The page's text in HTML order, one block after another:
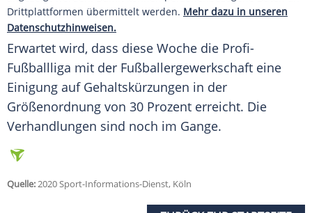
Drittplattformen übermittelt werden. Mehr dazu in unseren
Datenschutzhinweisen.
Erwartet wird, dass diese Woche die Profi-
Fußballliga mit der Fußballergewerkschaft eine
Einigung auf Gehaltskürzungen in der
Größenordnung von 30 Prozent erreicht. Die
Verhandlungen sind noch im Gange.
Quelle:2020 Sport-Informations-Dienst, Köln